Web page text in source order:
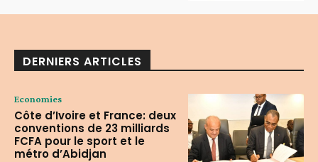
DERNIERS ARTICLES
Economies
Côte d’Ivoire et France: deux
conventions de 23 milliards
FCFA pour le sport et le
métro d’Abidjan